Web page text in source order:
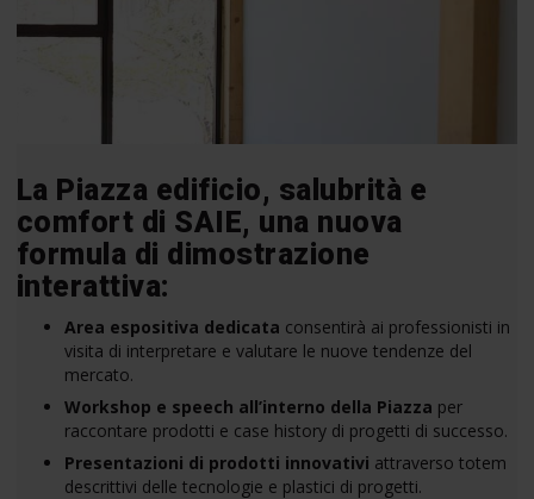
La Piazza edificio, salubrità e
comfort di SAIE, una nuova
formula di dimostrazione
interattiva:
Area espositiva dedicata consentirà ai professionisti in
visita di interpretare e valutare le nuove tendenze del
mercato.
Workshop e speech all’interno della Piazza per
raccontare prodotti e case history di progetti di successo.
Presentazioni di prodotti innovativi attraverso totem
descrittivi delle tecnologie e plastici di progetti.